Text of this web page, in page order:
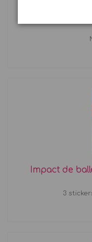
Impact de
3